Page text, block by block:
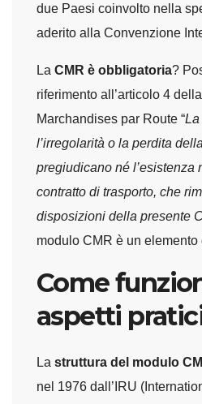
due Paesi coinvolto nella
aderito alla Convenzione
La CMR è obbligatoria?
riferimento all’articolo 4
Marchandises par Route “La
l’irregolarità o la perdita
pregiudicano né l’esistenza
contratto di trasporto, che
disposizioni della presente
modulo CMR è un elemento
Come
aspetti
La struttura del modulo
nel 1976 dall’IRU